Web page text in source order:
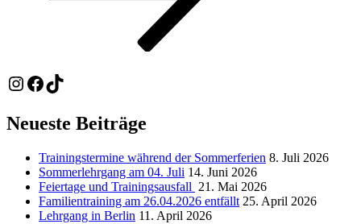
Instagram
Facebook
TikTok
Neueste Beiträge
Trainingstermine während der Sommerferien 8. Juli 2026
Sommerlehrgang am 04. Juli 14. Juni 2026
Feiertage und Trainingsausfall 21. Mai 2026
Familientraining am 26.04.2026 entfällt 25. April 2026
Lehrgang in Berlin 11. April 2026